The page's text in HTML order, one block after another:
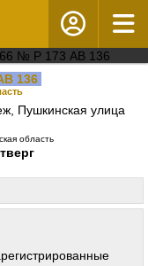
136
Пушкинская улица
область